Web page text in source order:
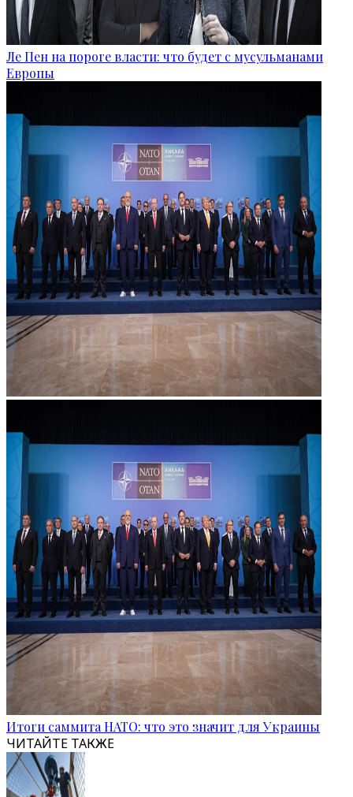
Ле Пен на пороге власти: что будет с мусульманами
Европы
Итоги саммита НАТО: что это значит для Украины
ЧИТАЙТЕ ТАКЖЕ